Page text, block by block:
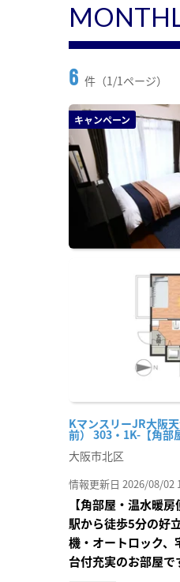
6 件（1/1ページ）
キャンペーン
KマンスリーJR大阪
前） 303・1K-【角部
大阪市北区
情報更新日 2026/08/02
【角部屋・温水暖
駅から徒歩5分の好
機・オートロック
台付充実のお部屋